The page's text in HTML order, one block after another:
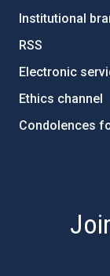
Institutional
RSS
Electronic
Ethics channel
Condolences